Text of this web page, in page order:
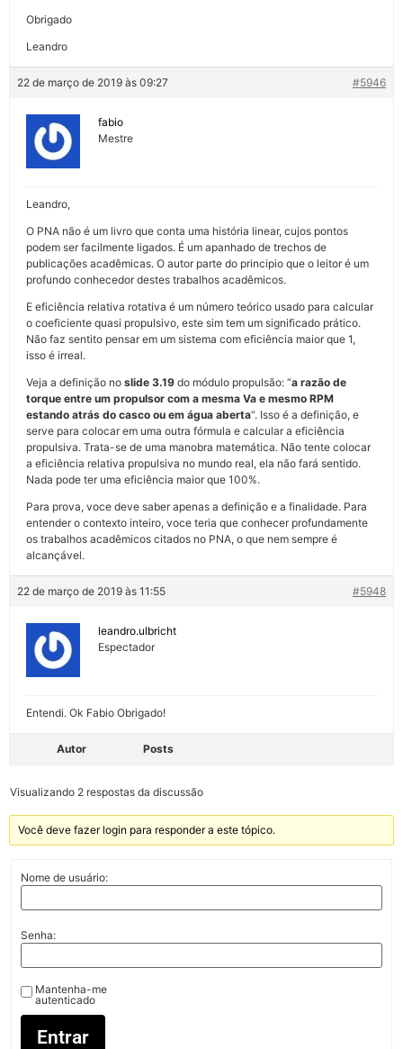
Obrigado
Leandro
22 de março de 2019 às 09:27 #5946
fabio
Mestre
Leandro,
O PNA não é um livro que conta uma história linear, cujos pontos
podem ser facilmente ligados. É um apanhado de trechos de
publicações acadêmicas. O autor parte do principio que o leitor é um
profundo conhecedor destes trabalhos acadêmicos.
E eficiência relativa rotativa é um número teórico usado para calcular
o coeficiente quasi propulsivo, este sim tem um significado prático.
Não faz sentito pensar em um sistema com eficiência maior que 1,
isso é irreal.
Veja a definição no slide 3.19 do módulo propulsão: “a razão de
torque entre um propulsor com a mesma Va e mesmo RPM
estando atrás do casco ou em água aberta“. Isso é a definição, e
serve para colocar em uma outra fórmula e calcular a eficiência
propulsiva. Trata-se de uma manobra matemática. Não tente colocar
a eficiência relativa propulsiva no mundo real, ela não fará sentido.
Nada pode ter uma eficiência maior que 100%.
Para prova, voce deve saber apenas a definição e a finalidade. Para
entender o contexto inteiro, voce teria que conhecer profundamente
os trabalhos acadêmicos citados no PNA, o que nem sempre é
alcançável.
22 de março de 2019 às 11:55 #5948
leandro.ulbricht
Espectador
Entendi. Ok Fabio Obrigado!
Autor Posts
Visualizando 2 respostas da discussão
Você deve fazer login para responder a este tópico.
Nome de usuário:
Senha:
Mantenha-me
autenticado
Entrar